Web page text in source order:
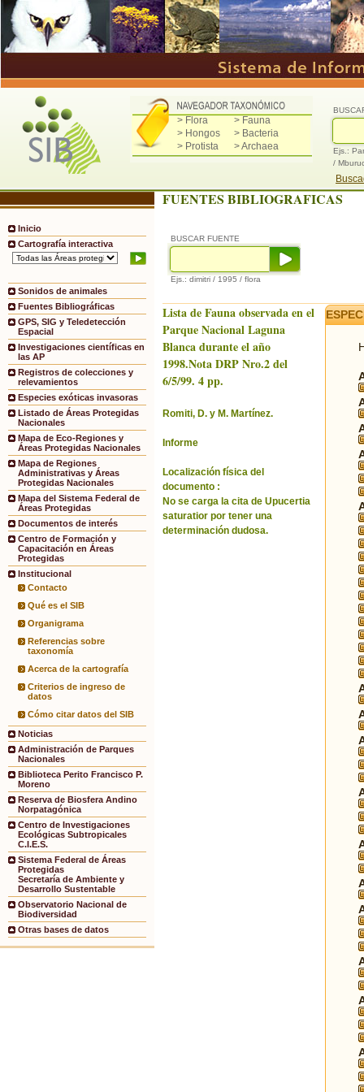
> Flora
> Fauna
> Hongos
> Bacteria
> Protista
> Archaea
Ejs.:
/
Inicio
Cartografía interactiva
Sonidos de animales
Fuentes Bibliográficas
GPS, SIG y Teledetección
Espacial
Investigaciones científicas en
las AP
Registros de colecciones y
relevamientos
Especies exóticas invasoras
Listado de Áreas Protegidas
Nacionales
Mapa de Eco-Regiones y
Áreas Protegidas Nacionales
Mapa de Regiones
Administrativas y Áreas
Protegidas Nacionales
Mapa del Sistema Federal de
Áreas Protegidas
Documentos de interés
Centro de Formación y
Capacitación en Áreas
Protegidas
Institucional
Contacto
Qué es el SIB
Organigrama
Referencias sobre
taxonomía
Acerca de la cartografía
Criterios de ingreso de
datos
Cómo citar datos del SIB
Noticias
Administración de Parques
Nacionales
Biblioteca Perito Francisco P.
Moreno
Reserva de Biosfera Andino
Norpatagónica
Centro de Investigaciones
Ecológicas Subtropicales
C.I.E.S.
Sistema Federal de Áreas
Protegidas
Secretaría de Ambiente y
Desarrollo Sustentable
Observatorio Nacional de
Biodiversidad
Otras bases de datos
FUENTES BIBLIOGRAFICAS
BUSCAR FUENTE
Ejs.: dimitri / 1995 / flora
Lista de Fauna observada en el
Parque Nacional Laguna
Blanca durante el año
1998.Nota DRP Nro.2 del
6/5/99. 4 pp.
Romiti, D. y M. Martínez.
Informe
Localización física del
documento :
No se carga la cita de Upucertia
saturatior por tener una
determinación dudosa.